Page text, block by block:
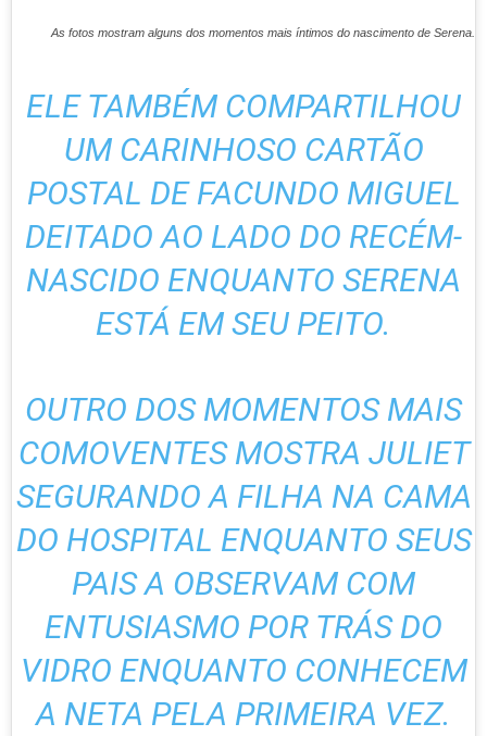
As fotos mostram alguns dos momentos mais íntimos do nascimento de Serena.
ELE TAMBÉM COMPARTILHOU
UM CARINHOSO CARTÃO
POSTAL DE FACUNDO MIGUEL
DEITADO AO LADO DO RECÉM-
NASCIDO ENQUANTO SERENA
ESTÁ EM SEU PEITO.
OUTRO DOS MOMENTOS MAIS
COMOVENTES MOSTRA JULIET
SEGURANDO A FILHA NA CAMA
DO HOSPITAL ENQUANTO SEUS
PAIS A OBSERVAM COM
ENTUSIASMO POR TRÁS DO
VIDRO ENQUANTO CONHECEM
A NETA PELA PRIMEIRA VEZ.